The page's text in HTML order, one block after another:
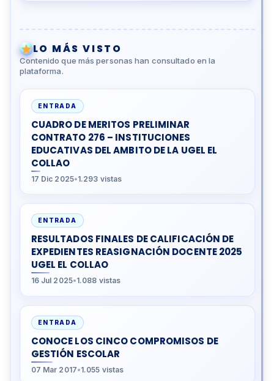
LO MÁS VISTO
Contenido que más personas han consultado en la
plataforma.
ENTRADA
CUADRO DE MERITOS PRELIMINAR
CONTRATO 276 – INSTITUCIONES
EDUCATIVAS DEL AMBITO DE LA UGEL EL
COLLAO
17 Dic 2025•1.293 vistas
ENTRADA
RESULTADOS FINALES DE CALIFICACIÓN DE
EXPEDIENTES REASIGNACIÓN DOCENTE 2025
UGEL EL COLLAO
16 Jul 2025•1.088 vistas
ENTRADA
CONOCE LOS CINCO COMPROMISOS DE
GESTIÓN ESCOLAR
07 Mar 2017•1.055 vistas